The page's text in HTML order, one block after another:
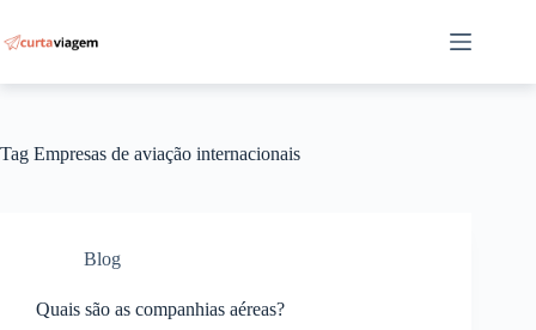
para
o
Tag Empresas de aviação internacionais
Blog
Quais são as companhias aéreas?